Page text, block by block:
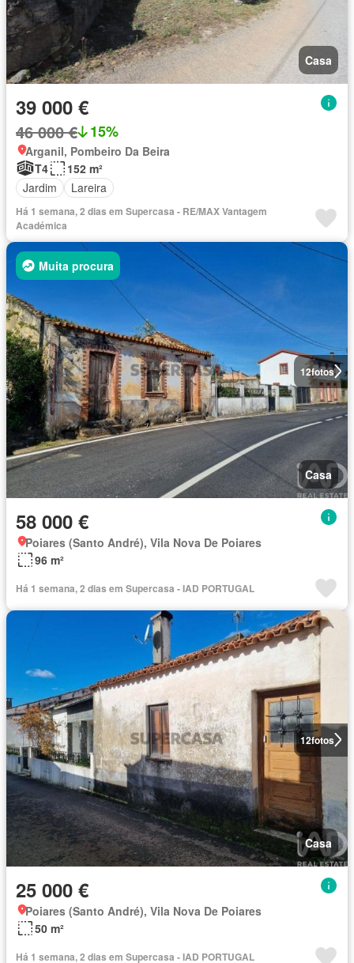
Casa
39 000 €
46 000 € 15%
Arganil, Pombeiro Da Beira
T4
152 m²
Jardim
Lareira
Há 1 semana, 2 dias em Supercasa - RE/MAX Vantagem
Académica
12fotos
Muita procura
Casa
58 000 €
Poiares (Santo André), Vila Nova De Poiares
96 m²
Há 1 semana, 2 dias em Supercasa - IAD PORTUGAL
12fotos
Casa
25 000 €
Poiares (Santo André), Vila Nova De Poiares
50 m²
Há 1 semana, 2 dias em Supercasa - IAD PORTUGAL